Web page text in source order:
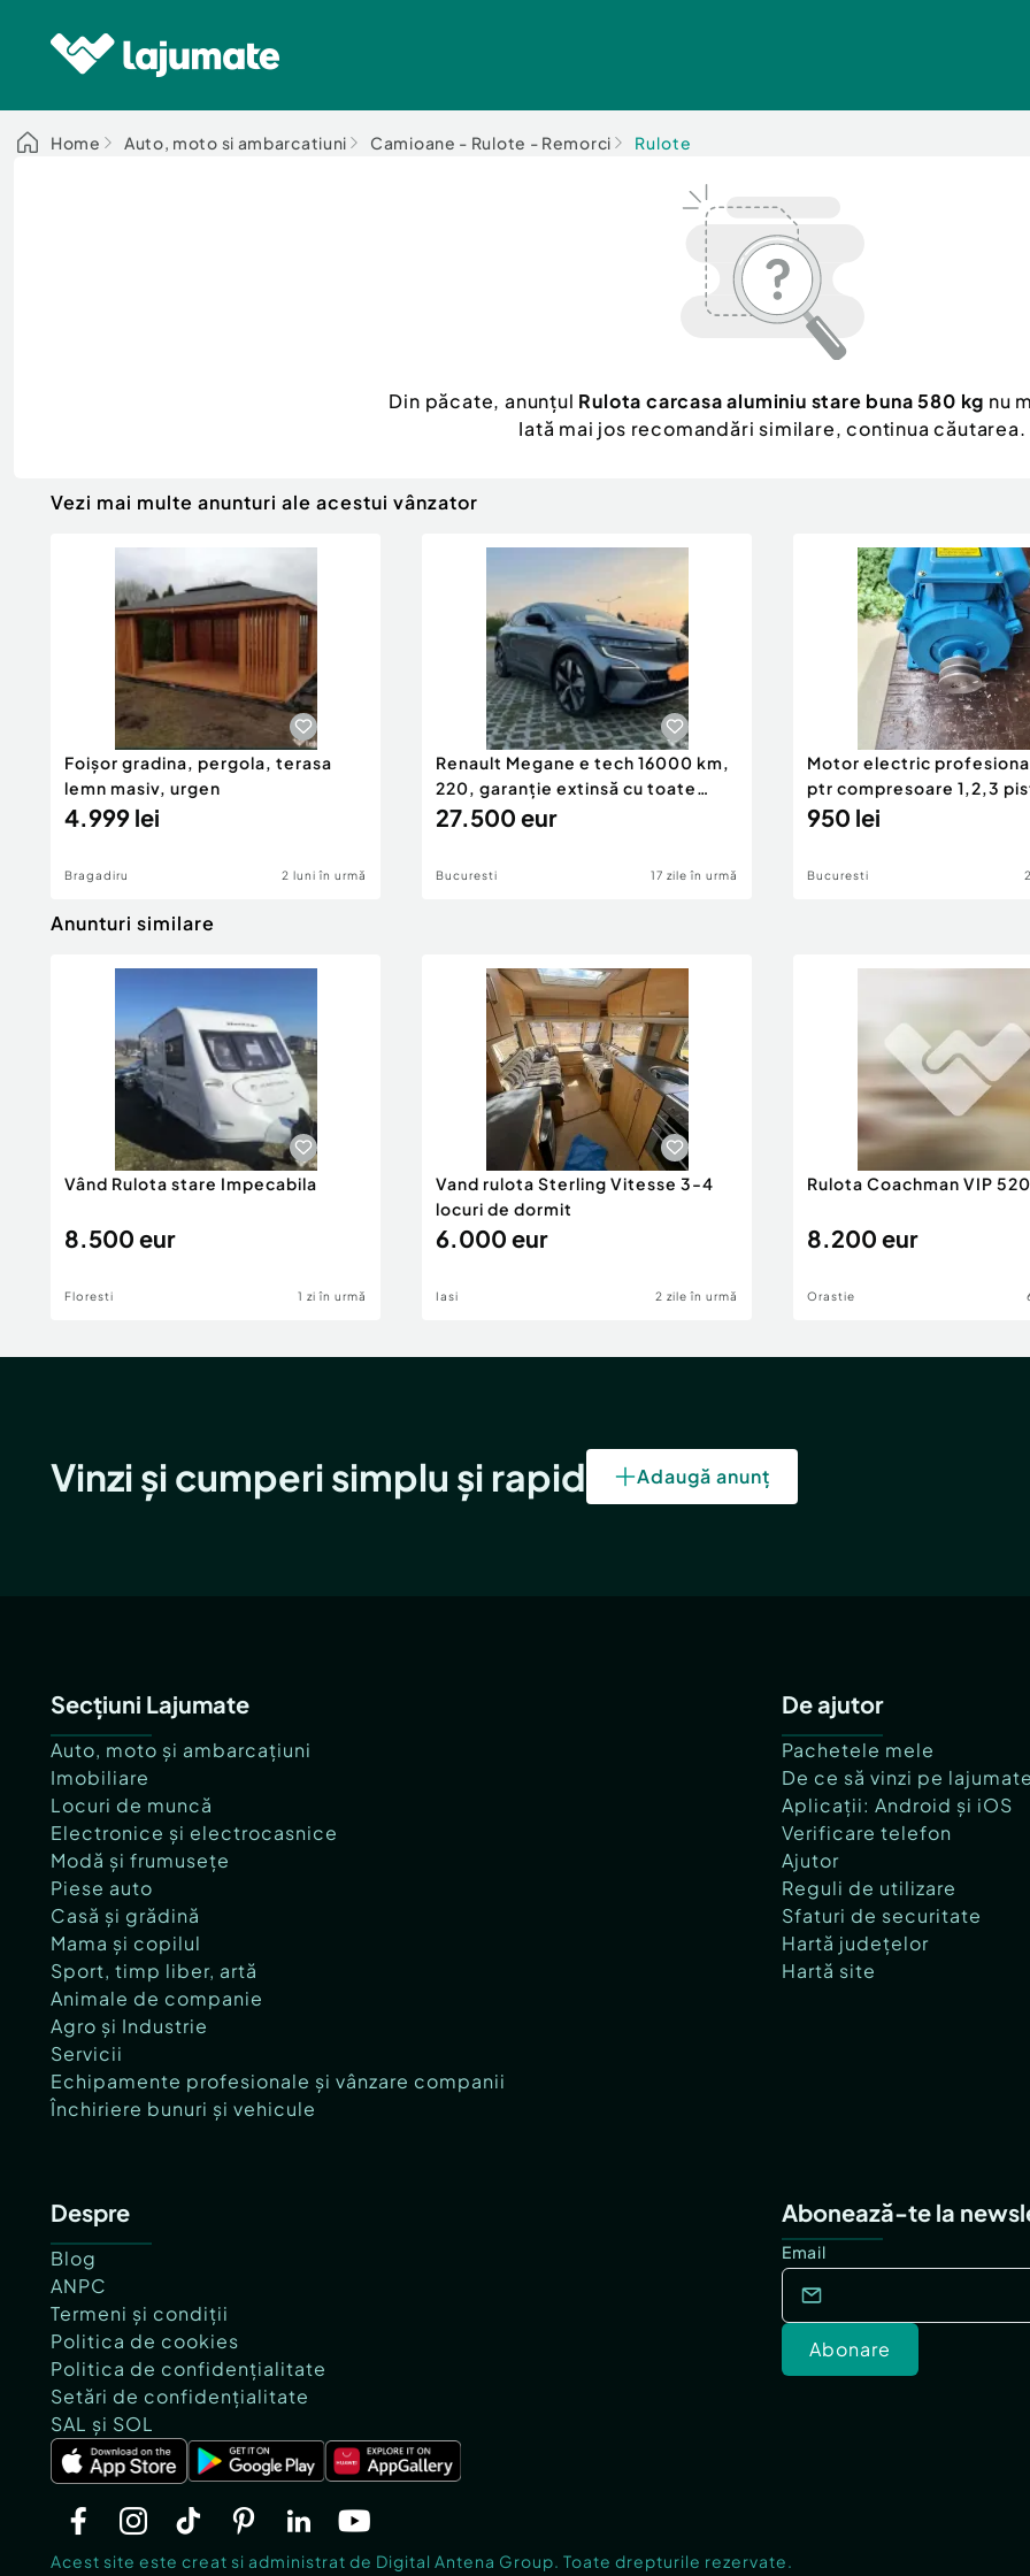
Home Auto, moto si ambarcatiuni Camioane - Rulote - Remorci Rulote
Din păcate, anunțul Rulota carcasa aluminiu stare buna 580 kg nu
Iată mai jos recomandări similare, continua căutarea.
Vezi mai multe anunturi ale acestui vânzator
Foișor gradina, pergola, terasa
lemn masiv, urgen
4.999 lei
Bragadiru 2 luni în urmă
Renault Megane e tech 16000 km,
220, garanție extinsă cu toate
reviziile gratuit
27.500 eur
Bucuresti 17 zile în urmă
Motor electric
ptr compresoare 1,2,3
220v-380v
950 lei
Bucuresti
Anunturi similare
Vând Rulota stare Impecabila
8.500 eur
Floresti 1 zi în urmă
Vand rulota Sterling Vitesse 3-4
locuri de dormit
6.000 eur
Iasi 2 zile în urmă
Rulota Coachman VIP
8.200 eur
Orastie
Vinzi și cumperi simplu și rapid Adaugă anunț
Secțiuni Lajumate
Auto, moto și ambarcațiuni
Imobiliare
Locuri de muncă
Electronice și electrocasnice
Modă și frumusețe
Piese auto
Casă și grădină
Mama și copilul
Sport, timp liber, artă
Animale de companie
Agro și Industrie
Servicii
Echipamente profesionale și vânzare companii
Închiriere bunuri și vehicule
De ajutor
Pachetele mele
De ce să vinzi pe
Aplicații: Android și iOS
Verificare telefon
Ajutor
Reguli de utilizare
Sfaturi de securitate
Hartă județelor
Hartă site
Despre
Blog
ANPC
Termeni și condiții
Politica de cookies
Politica de confidențialitate
Setări de confidențialitate
SAL și SOL
Abonează-te la
Email
Abonare
Acest site este creat si administrat de Digital Antena Group. Toate drepturile rezervate.